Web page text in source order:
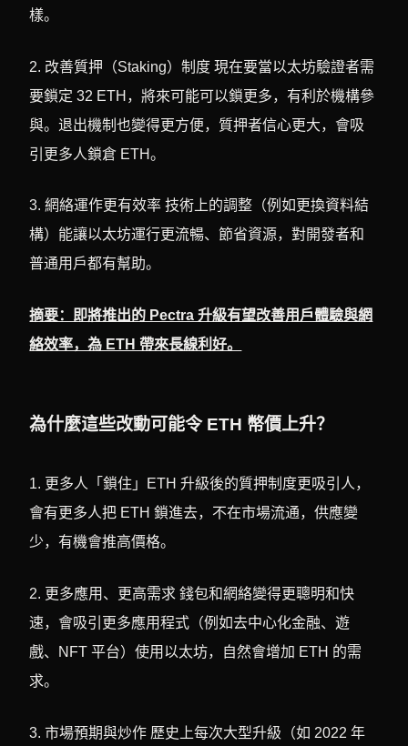
樣。
2. 改善質押（Staking）制度 現在要當以太坊驗證者需
要鎖定 32 ETH，將來可能可以鎖更多，有利於機構參
與。退出機制也變得更方便，質押者信心更大，會吸
引更多人鎖倉 ETH。
3. 網絡運作更有效率 技術上的調整（例如更換資料結
構）能讓以太坊運行更流暢、節省資源，對開發者和
普通用戶都有幫助。
摘要：即將推出的 Pectra 升級有望改善用戶體驗與網
絡效率，為 ETH 帶來長線利好。
為什麼這些改動可能令 ETH 幣價上升？
1. 更多人「鎖住」ETH 升級後的質押制度更吸引人，
會有更多人把 ETH 鎖進去，不在市場流通，供應變
少，有機會推高價格。
2. 更多應用、更高需求 錢包和網絡變得更聰明和快
速，會吸引更多應用程式（例如去中心化金融、遊
戲、NFT 平台）使用以太坊，自然會增加 ETH 的需
求。
3. 市場預期與炒作 歷史上每次大型升級（如 2022 年